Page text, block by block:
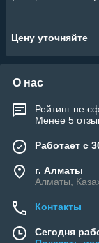
Цену уточняйте
О нас
Рейтинг не
Менее 5
Работает с
г. Алматы
Алматы,
Контакты
Сегодня